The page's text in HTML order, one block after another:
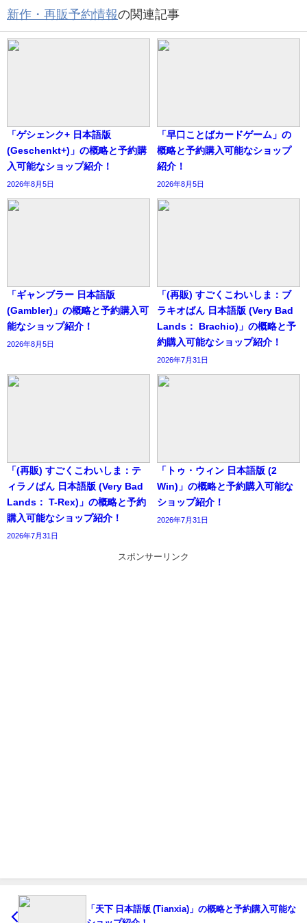
新作・再販予約情報の関連記事
「ゲシェンク+ 日本語版
(Geschenkt+)」の概略と予約購
入可能なショップ紹介！
2026年8月5日
「早口ことばカードゲーム」の
概略と予約購入可能なショップ
紹介！
2026年8月5日
「ギャンブラー 日本語版
(Gambler)」の概略と予約購入可
能なショップ紹介！
2026年8月5日
「(再販) すごくこわいしま：ブ
ラキオばん 日本語版 (Very Bad
Lands： Brachio)」の概略と予
約購入可能なショップ紹介！
2026年7月31日
「(再販) すごくこわいしま：テ
ィラノばん 日本語版 (Very Bad
Lands： T-Rex)」の概略と予約
購入可能なショップ紹介！
2026年7月31日
「トゥ・ウィン 日本語版 (2
Win)」の概略と予約購入可能な
ショップ紹介！
2026年7月31日
スポンサーリンク
「天下 日本語版 (Tianxia)」の概略と予約購入可能な